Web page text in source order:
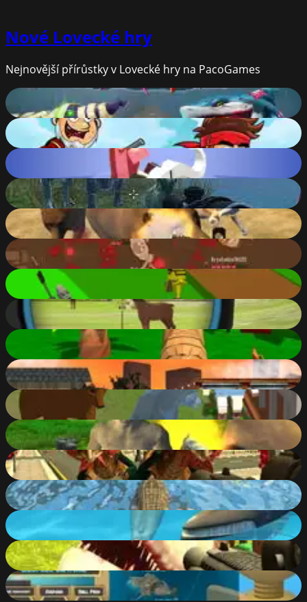
Nové Lovecké hry
Nejnovější přírůstky v Lovecké hry na PacoGames
Hungry Shark Arena Horror Night
77%
Jake vs Pirate run
76
Rodeo Stampede
84
Dinosaurs Jurassic Survival World
88%
Super Hunting
81%
Brutalmania.io
88%
Robin Forest Run
82
Hunter 3D
73 %
Tiger Simulator 3D
87
L.A. Rex
61%
Wolf Simulator: Wild Animals 3D
83 %
Survival Simulator
74%
Monster Hunting City Shooting
64
Crocodile Simulator Beach Hunt
64%
Shark Simulator Beach Killer
70%
Dinosaur Hunter Dino City
74%
Fantastic Fishing
53%